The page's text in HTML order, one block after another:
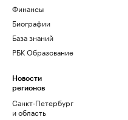
Финансы
Биографии
База знаний
РБК Образование
Новости
регионов
Санкт-Петербург
и область